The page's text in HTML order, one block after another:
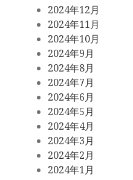
2024年12月
2024年11月
2024年10月
2024年9月
2024年8月
2024年7月
2024年6月
2024年5月
2024年4月
2024年3月
2024年2月
2024年1月